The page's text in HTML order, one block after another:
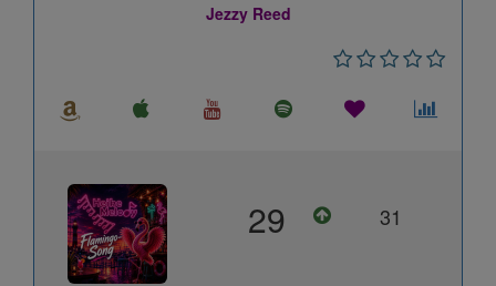
Jezzy Reed
29 31